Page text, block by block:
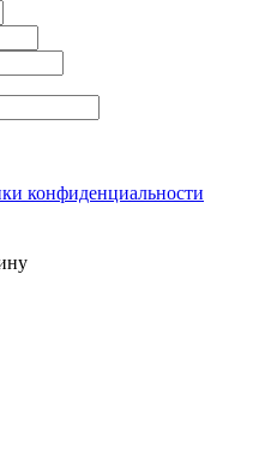
конфиденциальности